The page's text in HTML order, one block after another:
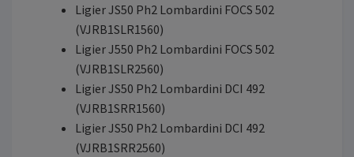
Ligier JS50 Ph2 Lombardini FOCS 502
(VJRB1SLR1560)
Ligier J550 Ph2 Lombardini FOCS 502
(VJRB1SLR2560)
Ligier JS50 Ph2 Lombardini DCI 492
(VJRB1SRR1560)
Ligier JS50 Ph2 Lombardini DCI 492
(VJRB1SRR2560)